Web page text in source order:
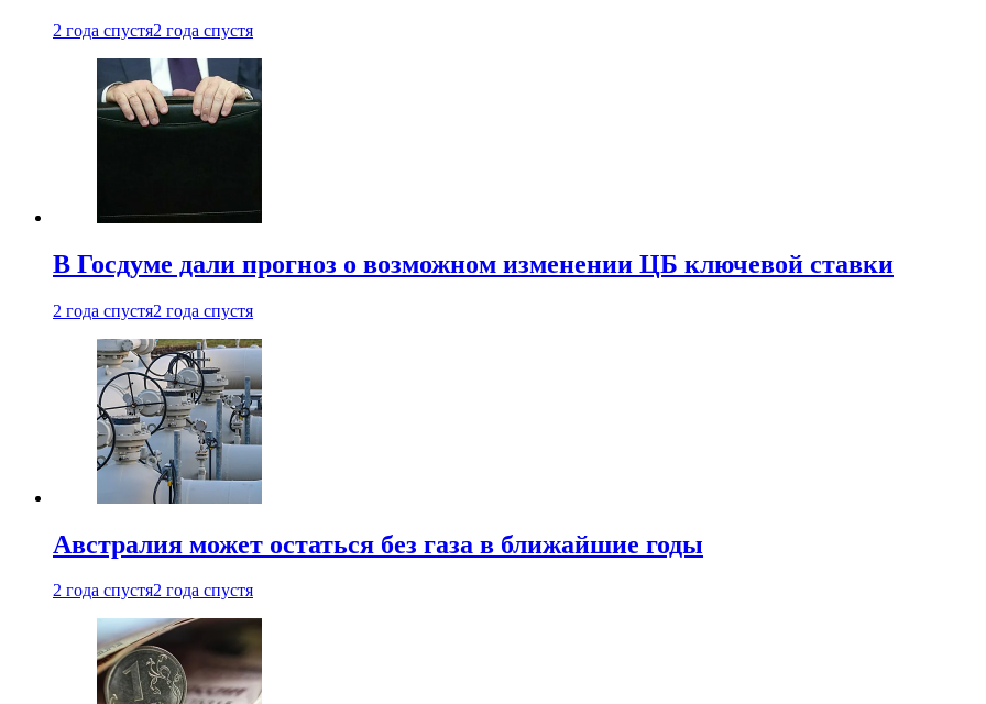
2 года спустя2 года спустя
В Госдуме дали прогноз о возможном изменении ЦБ ключевой ставки
2 года спустя2 года спустя
Австралия может остаться без газа в ближайшие годы
2 года спустя2 года спустя